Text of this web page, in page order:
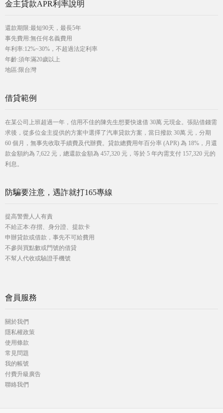
金主貸款APR利率說明
還款期限:最短90天，最長5年
事先費用:無任何名義費用
年利率:12%~30%，不超過法定利率
年齡:須年滿20歲以上
地區:限台灣
借貸範例
在某公司上班超過一年，信用不佳的陳先生想要快速借 30萬 元現金。張貼借錢需
求後，從多位金主提供的方案中選擇了汽車貸款方案，當日撥款 30萬 元，分期
60 個月，無事先收取手續費及代辦費。貸款總費用年百分率 (APR) 為 18%，月還
款金額約為 7,622 元，總還款金額為 457,320 元，等於 5 年內需支付 157,320 元的
利息。
防騙要注意，遇詐就打165專線
提高警覺人人有責
不給正本:存摺、身分證、提款卡
申辦貸款或借款，事先不可給費用
不參與買點數或門號的借貸
不幫人代收或驗證手機號
會員服務
關於我們
隱私權政策
使用條款
常見問題
我的帳號
付費升級廣告
聯絡我們